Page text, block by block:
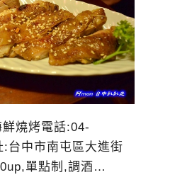
燒烤電話:04-
:台中市南屯區大進街
單點制,調酒…